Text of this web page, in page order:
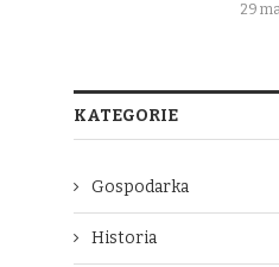
29
KATEGORIE
Gospodarka
Historia